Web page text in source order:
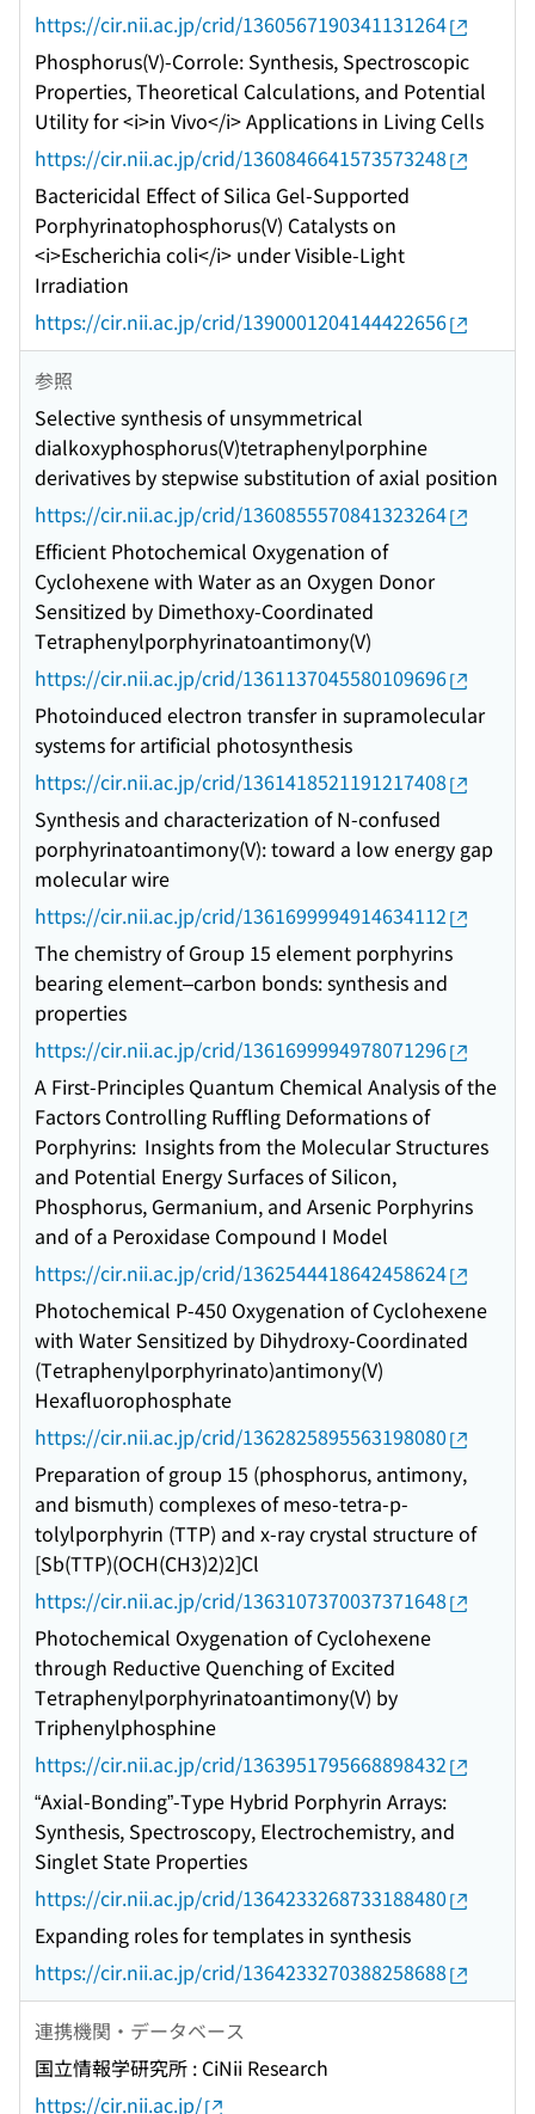
https://cir.nii.ac.jp/crid/1360567190341131264
Phosphorus(V)-Corrole: Synthesis, Spectroscopic
Properties, Theoretical Calculations, and Potential
Utility for <i>in Vivo</i> Applications in Living Cells
https://cir.nii.ac.jp/crid/1360846641573573248
Bactericidal Effect of Silica Gel-Supported
Porphyrinatophosphorus(V) Catalysts on
<i>Escherichia coli</i> under Visible-Light
Irradiation
https://cir.nii.ac.jp/crid/1390001204144422656
参照
Selective synthesis of unsymmetrical
dialkoxyphosphorus(V)tetraphenylporphine
derivatives by stepwise substitution of axial position
https://cir.nii.ac.jp/crid/1360855570841323264
Efficient Photochemical Oxygenation of
Cyclohexene with Water as an Oxygen Donor
Sensitized by Dimethoxy-Coordinated
Tetraphenylporphyrinatoantimony(V)
https://cir.nii.ac.jp/crid/1361137045580109696
Photoinduced electron transfer in supramolecular
systems for artificial photosynthesis
https://cir.nii.ac.jp/crid/1361418521191217408
Synthesis and characterization of N-confused
porphyrinatoantimony(V): toward a low energy gap
molecular wire
https://cir.nii.ac.jp/crid/1361699994914634112
The chemistry of Group 15 element porphyrins
bearing element–carbon bonds: synthesis and
properties
https://cir.nii.ac.jp/crid/1361699994978071296
A First-Principles Quantum Chemical Analysis of the
Factors Controlling Ruffling Deformations of
Porphyrins: Insights from the Molecular Structures
and Potential Energy Surfaces of Silicon,
Phosphorus, Germanium, and Arsenic Porphyrins
and of a Peroxidase Compound I Model
https://cir.nii.ac.jp/crid/1362544418642458624
Photochemical P-450 Oxygenation of Cyclohexene
with Water Sensitized by Dihydroxy-Coordinated
(Tetraphenylporphyrinato)antimony(V)
Hexafluorophosphate
https://cir.nii.ac.jp/crid/1362825895563198080
Preparation of group 15 (phosphorus, antimony,
and bismuth) complexes of meso-tetra-p-
tolylporphyrin (TTP) and x-ray crystal structure of
[Sb(TTP)(OCH(CH3)2)2]Cl
https://cir.nii.ac.jp/crid/1363107370037371648
Photochemical Oxygenation of Cyclohexene
through Reductive Quenching of Excited
Tetraphenylporphyrinatoantimony(V) by
Triphenylphosphine
https://cir.nii.ac.jp/crid/1363951795668898432
“Axial-Bonding”-Type Hybrid Porphyrin Arrays:
Synthesis, Spectroscopy, Electrochemistry, and
Singlet State Properties
https://cir.nii.ac.jp/crid/1364233268733188480
Expanding roles for templates in synthesis
https://cir.nii.ac.jp/crid/1364233270388258688
連携機関・データベース
国立情報学研究所 : CiNii Research
https://cir.nii.ac.jp/